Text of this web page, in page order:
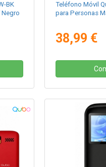
BK
Negro
Teléfono Móvil
para Personas
38,99 €